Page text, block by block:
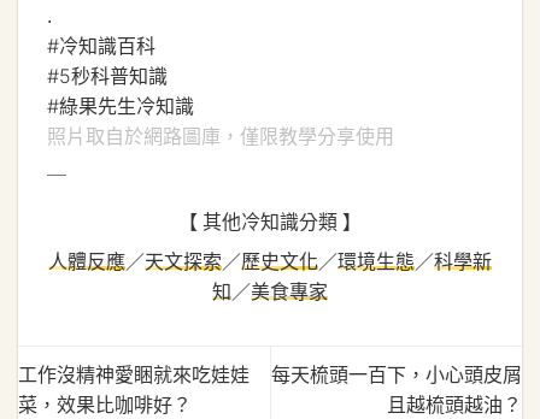
.
#冷知識百科
#5秒科普知識
#綠果先生冷知識
照片取自於網路圖庫，僅限教學分享使用
【 其他冷知識分類 】
人體反應／天文探索／歷史文化／環境生態／科學新
知／美食專家
工作沒精神愛睏就來吃娃娃
菜，效果比咖啡好？
每天梳頭一百下，小心頭皮屑
且越梳頭越油？